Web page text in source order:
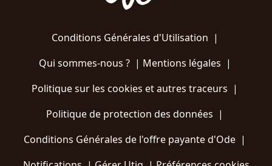
Conditions Générales d'Utilisation |
Qui sommes-nous ?| Mentions légales |
Politique sur les cookies et autres traceurs |
Politique de protection des données |
Conditions Générales de l'offre payante d'Ode |